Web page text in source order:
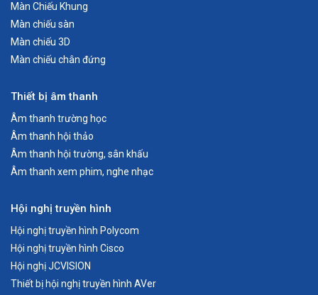
Màn Chiếu Khung
Màn chiếu sàn
Màn chiếu 3D
Màn chiếu chân đứng
Thiết bị âm thanh
Âm thanh trường học
Âm thanh hội thảo
Âm thanh hội trường, sân khấu
Âm thanh xem phim, nghe nhạc
Hội nghị truyền hình
Hội nghị truyền hình Polycom
Hội nghị truyền hình Cisco
Hội nghị JCVISION
Thiết bị hội nghị truyền hình AVer